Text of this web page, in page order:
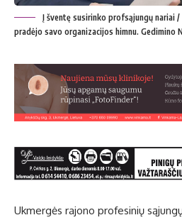
Į šventę susirinko profsąjungų nariai
pradėjo savo organizacijos himnu. Gedimino
Ukmergės rajono profesinių